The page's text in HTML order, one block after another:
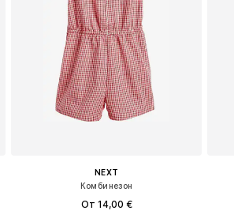
NEXT
Комбинезон
От 14,00 €